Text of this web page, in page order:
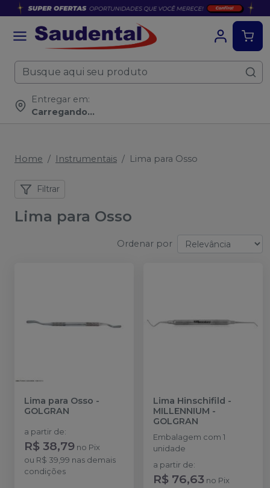
Entregar em:
Carregando...
Home Instrumentais Lima para Osso
Filtrar
Lima para Osso
Ordenar por
Lima para Osso -
GOLGRAN
a partir de:
R$ 38,79 no Pix
ou R$ 39,99 nas demais
condições
Lima Hinschifild -
MILLENNIUM -
GOLGRAN
Embalagem com 1
unidade
a partir de:
R$ 76,63 no Pix